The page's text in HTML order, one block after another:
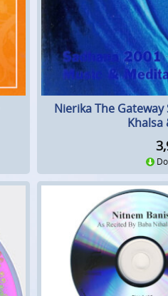
Nierika The
Khalsa